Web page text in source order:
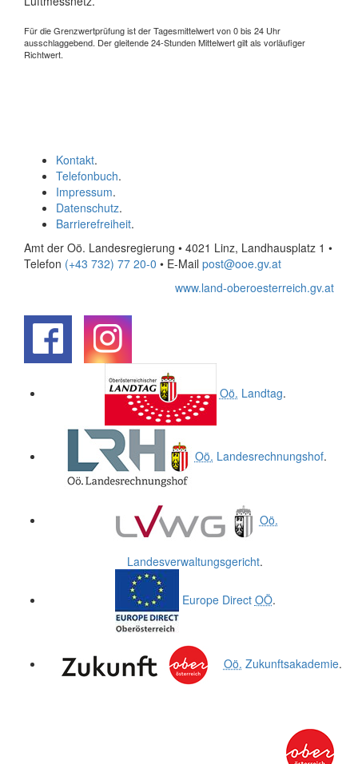
Für die Grenzwertprüfung ist der Tagesmittelwert von 0 bis 24 Uhr
ausschlaggebend. Der gleitende 24-Stunden Mittelwert gilt als vorläufiger
Richtwert.
Kontakt.
Telefonbuch.
Impressum.
Datenschutz.
Barrierefreiheit.
Amt der Oö. Landesregierung • 4021 Linz, Landhausplatz 1 •
Telefon (+43 732) 77 20-0 • E-Mail post@ooe.gv.at
www.land-oberoesterreich.gv.at
Oö. Landtag.
Oö. Landesrechnungshof.
Oö.
Landesverwaltungsgericht.
Europe Direct OÖ.
Oö. Zukunftsakademie.